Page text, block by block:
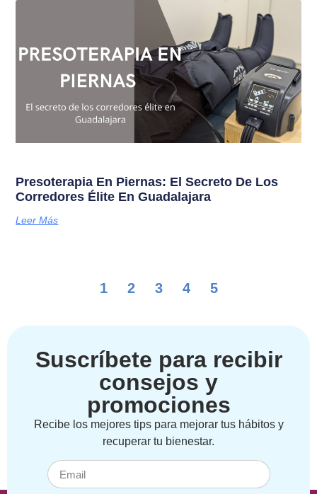
Presoterapia En Piernas: El Secreto De Los
Corredores Élite En Guadalajara
Leer Más
1 2 3 4 5
Suscríbete para recibir
consejos y
promociones
Recibe los mejores tips para mejorar tus hábitos y
recuperar tu bienestar.